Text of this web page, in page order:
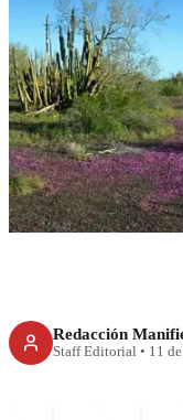
La
política
Redacción
Staff Editorial • 11